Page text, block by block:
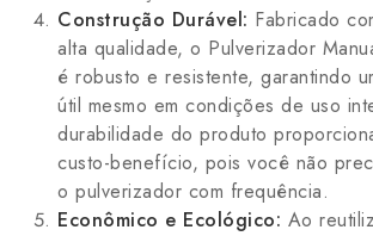
Construção Durável: Fabricado
alta qualidade, o Pulverizador
é robusto e resistente, garantindo
útil mesmo em condições de uso
durabilidade do produto
custo-benefício, pois você não
o pulverizador com frequência.
Econômico e Ecológico: Ao